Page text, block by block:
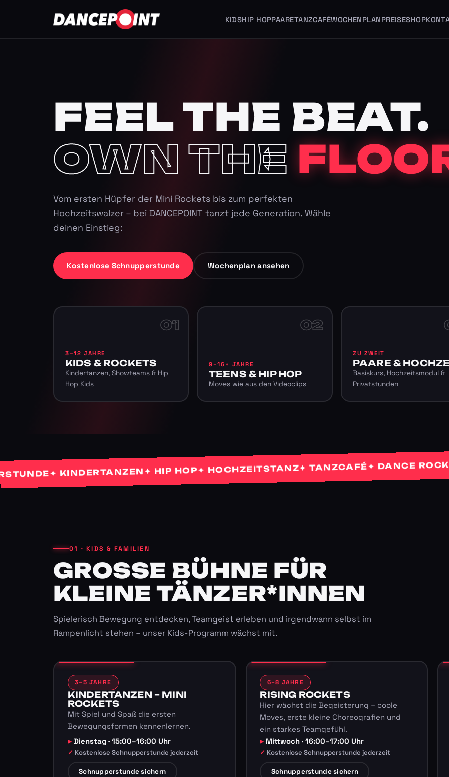
KIDSHIP HOPPAARETANZCAFÉWOCHENPLANPREISESHOP
FEEL THE BEAT.
OWN THE
Vom ersten Hüpfer der Mini Rockets bis zum perfekten
Hochzeitswalzer – bei DANCEPOINT tanzt jede Generation. Wähle
deinen Einstieg:
Kostenlose Schnupperstunde Wochenplan ansehen
01
3–12 JAHRE
KIDS & ROCKETS
Kindertanzen, Showteams & Hip
Hop Kids
02
9–16+ JAHRE
TEENS & HIP HOP
Moves wie aus den Videoclips
ZU ZWEIT
PAARE &
Basiskurs, Hochzeitsmodul &
Privatstunden
✦ KINDERTANZEN✦ HIP HOP✦ HOCHZEITSTANZ✦ TANZCAFÉ✦ DANCE ROCKETS✦
01 · KIDS & FAMILIEN
GROSSE BÜHNE FÜR K
LEINE TÄNZER*INNEN
Spielerisch Bewegung entdecken, Teamgeist erleben und irgendwann selbst im
Rampenlicht stehen – unser Kids-Programm wächst mit.
3–5 JAHRE
KINDERTANZEN – MINI
ROCKETS
Mit Spiel und Spaß die ersten
Bewegungsformen kennenlernen.
Dienstag · 15:00–16:00 Uhr
Kostenlose Schnupperstunde jederzeit
Schnupperstunde sichern
6–8 JAHRE
RISING ROCKETS
Hier wächst die Begeisterung – coole
Moves, erste kleine Choreografien und
ein starkes Teamgefühl.
Mittwoch · 16:00–17:00 Uhr
Kostenlose Schnupperstunde jederzeit
Schnupperstunde sichern